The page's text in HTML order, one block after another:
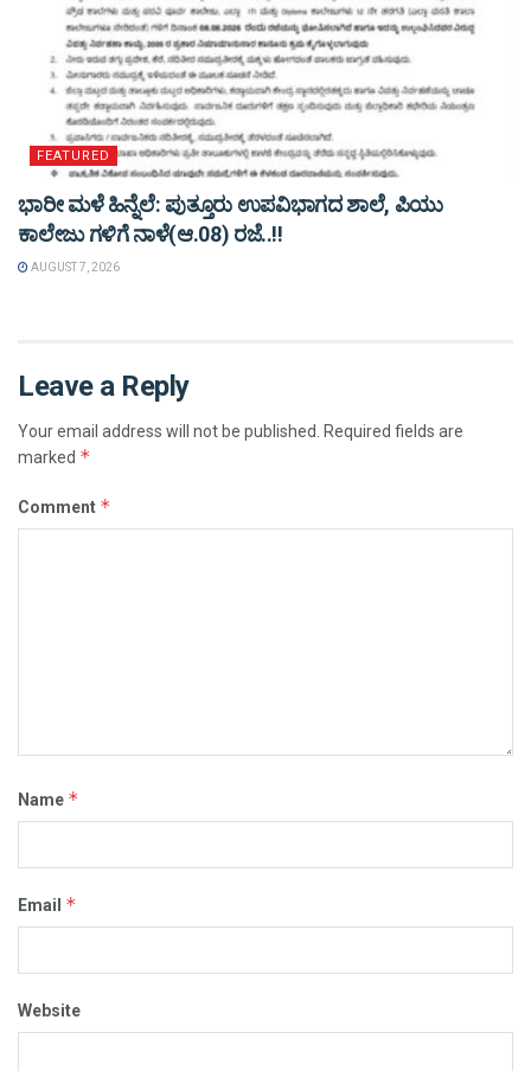
FEATURED
ಭಾರೀ ಮಳೆ ಹಿನ್ನೆಲೆ: ಪುತ್ತೂರು ಉಪವಿಭಾಗದ ಶಾಲೆ, ಪಿಯು
ಕಾಲೇಜು ಗಳಿಗೆ ನಾಳೆ(ಆ.08) ರಜೆ..!!
AUGUST 7, 2026
Leave a Reply
Your email address will not be published.
Required fields are
marked *
Comment *
Name *
Email *
Website